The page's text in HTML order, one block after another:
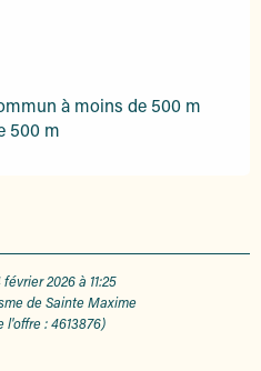
à moins de 500 m
500 m
2026 à 11:25
de Sainte Maxime
l'offre :4613876)